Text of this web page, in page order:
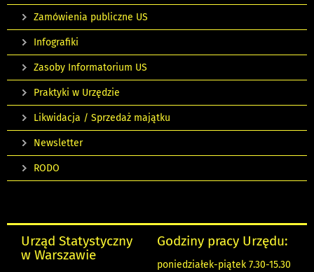
Zamówienia publiczne US
Infografiki
Zasoby Informatorium US
Praktyki w Urzędzie
Likwidacja / Sprzedaż majątku
Newsletter
RODO
Urząd Statystyczny
w Warszawie
Godziny pracy Urzędu:
poniedziałek-piątek 7.30-15.30